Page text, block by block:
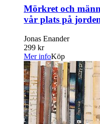
Mörkret och
vår plats på
Jonas Enander
299 kr
Mer infoKöp